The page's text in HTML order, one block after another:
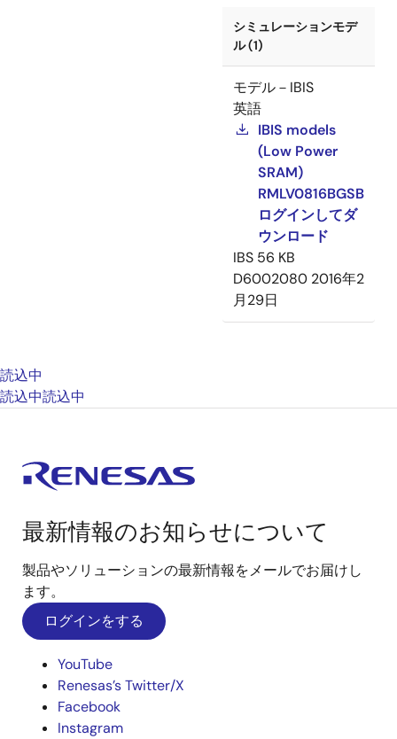
シミュレーションモデ
ル (1)
モデル－IBIS
英語
IBIS models
(Low Power
SRAM)
RMLV0816BGSB
ログインしてダ
ウンロード
IBS 56 KB
D6002080 2016年2
月29日
読込中
読込中読込中
最新情報のお知らせについて
製品やソリューションの最新情報をメールでお届けし
ます。
ログインをする
YouTube
Renesas’s Twitter/X
Facebook
Instagram